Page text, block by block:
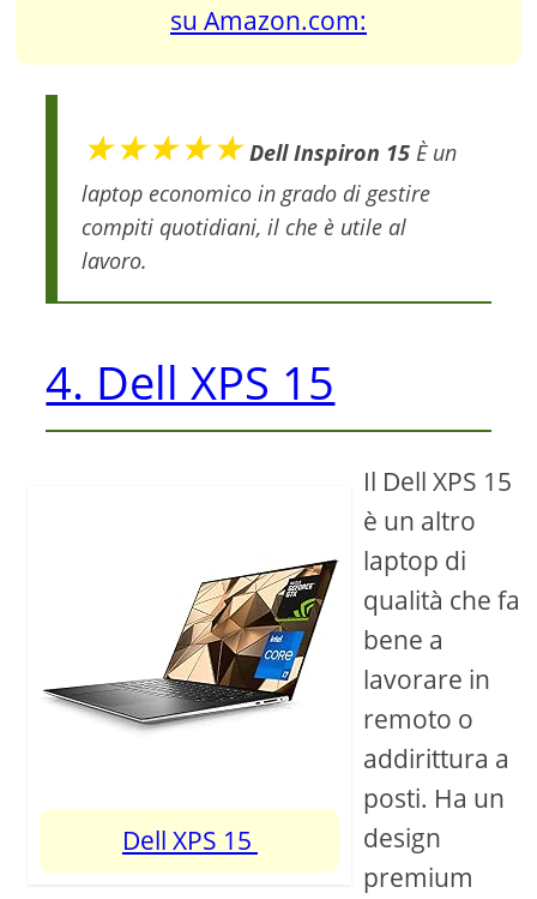
su Amazon.com:
★★★★★ Dell Inspiron 15 È un
laptop economico in grado di gestire
compiti quotidiani, il che è utile al
lavoro.
4. Dell XPS 15
Dell XPS 15
Il Dell XPS 15
è un altro
laptop di
qualità che fa
bene a
lavorare in
remoto o
addirittura a
posti. Ha un
design
premium